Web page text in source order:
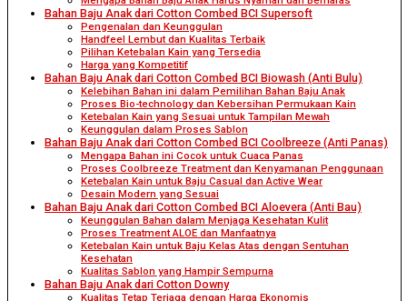
Bahan Baju Anak dari Cotton Combed BCI Supersoft
Pengenalan dan Keunggulan
Handfeel Lembut dan Kualitas Terbaik
Pilihan Ketebalan Kain yang Tersedia
Harga yang Kompetitif
Bahan Baju Anak dari Cotton Combed BCI Biowash (Anti Bulu)
Kelebihan Bahan ini dalam Pemilihan Bahan Baju Anak
Proses Bio-technology dan Kebersihan Permukaan Kain
Ketebalan Kain yang Sesuai untuk Tampilan Mewah
Keunggulan dalam Proses Sablon
Bahan Baju Anak dari Cotton Combed BCI Coolbreeze (Anti Panas)
Mengapa Bahan ini Cocok untuk Cuaca Panas
Proses Coolbreeze Treatment dan Kenyamanan Penggunaan
Ketebalan Kain untuk Baju Casual dan Active Wear
Desain Modern yang Sesuai
Bahan Baju Anak dari Cotton Combed BCI Aloevera (Anti Bau)
Keunggulan Bahan dalam Menjaga Kesehatan Kulit
Proses Treatment ALOE dan Manfaatnya
Ketebalan Kain untuk Baju Kelas Atas dengan Sentuhan
Kesehatan
Kualitas Sablon yang Hampir Sempurna
Bahan Baju Anak dari Cotton Downy
Kualitas Tetap Terjaga dengan Harga Ekonomis